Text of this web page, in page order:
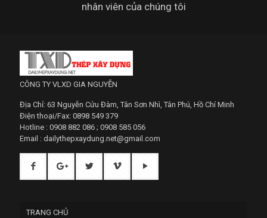
nhân viên của chúng tôi
CÔNG TY VLXD GIA NGUYỄN
Địa Chỉ: 63 Nguyễn Cửu Đàm, Tân Sơn Nhì, Tân Phú, Hồ Chí Minh
Điện thoại/Fax: 0898 549 379
Hotline : 0908 882 086 ; 0908 585 056
Email : dailythepxaydung.net@gmail.com
TRANG CHỦ